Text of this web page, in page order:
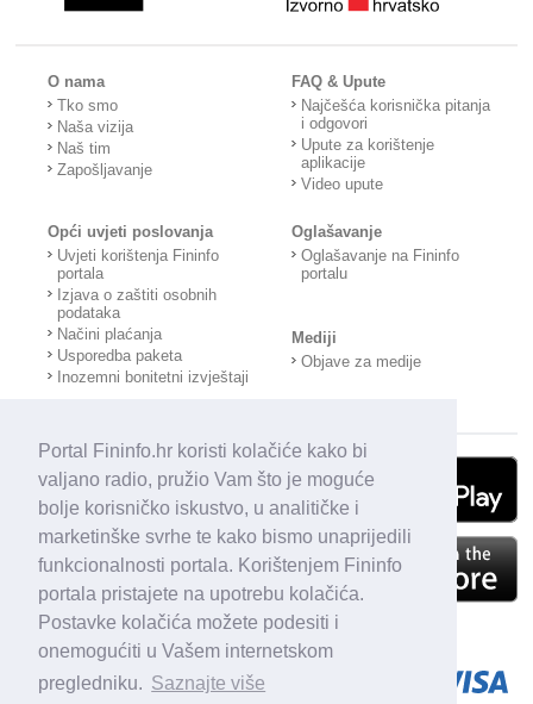
Portal Fininfo.hr koristi kolačiće kako bi
valjano radio, pružio Vam što je moguće
bolje korisničko iskustvo, u analitičke i
marketinške svrhe te kako bismo unaprijedili
funkcionalnosti portala. Korištenjem Fininfo
portala pristajete na upotrebu kolačića.
Postavke kolačića možete podesiti i
onemogućiti u Vašem internetskom
pregledniku. Saznajte više
O nama
Tko smo
Naša vizija
Naš tim
Zapošljavanje
FAQ & Upute
Najčešća korisnička pitanja
i odgovori
Upute za korištenje
aplikacije
Video upute
Opći uvjeti poslovanja
Uvjeti korištenja Fininfo
portala
Izjava o zaštiti osobnih
podataka
Načini plaćanja
Usporedba paketa
Inozemni bonitetni izvještaji
Oglašavanje
Oglašavanje na Fininfo
portalu
Mediji
Objave za medije